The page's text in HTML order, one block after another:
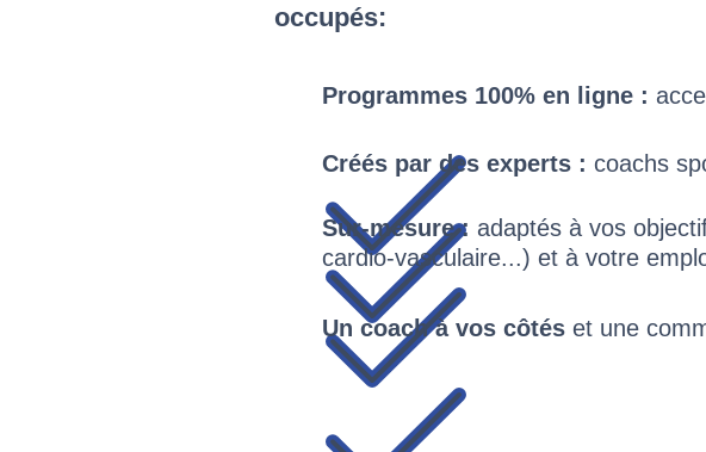
occupés:
Programmes 100% en ligne :
Créés par des experts : coachs
Sur-mesure : adaptés à vos
cardio-vasculaire...) et à votre
Un coach à vos côtés et une